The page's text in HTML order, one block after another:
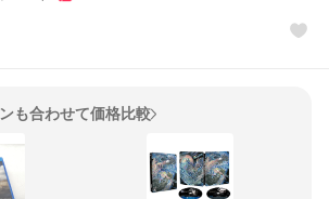
も合わせて価格比較